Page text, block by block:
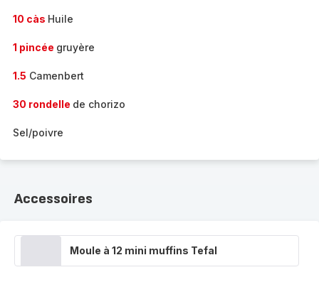
10 càs Huile
1 pincée gruyère
1.5 Camenbert
30 rondelle de chorizo
Sel/poivre
Accessoires
Moule à 12 mini muffins Tefal